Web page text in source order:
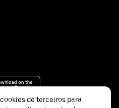
de terceiros para